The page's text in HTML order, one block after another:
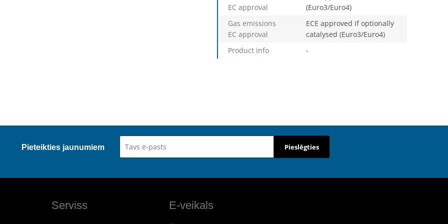
EC approval
(Euro3/Euro4)
Gas emissions
EC approval
ECE approved if optionally
catalysed (Euro3/Euro4)
Product info
-
Pieteikties jaunumiem Pieslēgties
Serviss E-veikals